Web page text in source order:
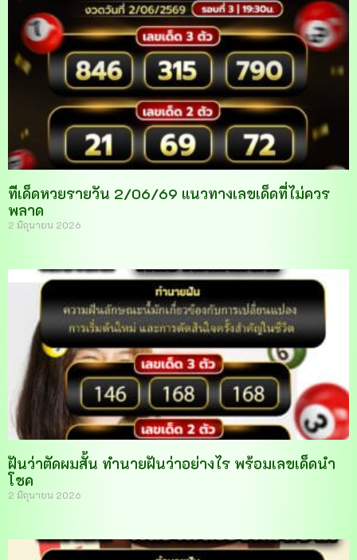
ทีเด็ดหวยรายวัน 2/06/69 แนวทางเลขเด็ดที่ไม่ควร
พลาด
2 มิถุนายน 2026
ฝันว่าตัดผมสั้น ทำนายฝันว่าอย่างไร พร้อมเลขเด็ดนำ
โชค
2 มิถุนายน 2026